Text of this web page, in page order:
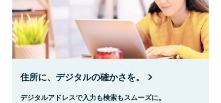
住所に、デジタルの確かさを。
デジタルアドレスで入力も検索もスムーズに。